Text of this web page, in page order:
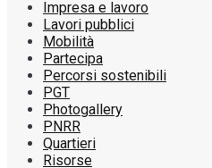
Impresa e lavoro
Lavori pubblici
Mobilità
Partecipa
Percorsi sostenibili
PGT
Photogallery
PNRR
Quartieri
Risorse